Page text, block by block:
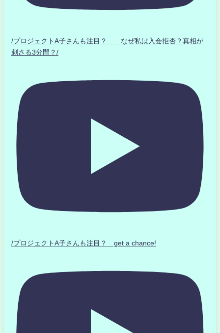
/プロジェクトA子さんも注目？ なぜ私は入会拒否？真相が
刺さる3分間？/
/プロジェクトA子さんも注目？ get a chance!